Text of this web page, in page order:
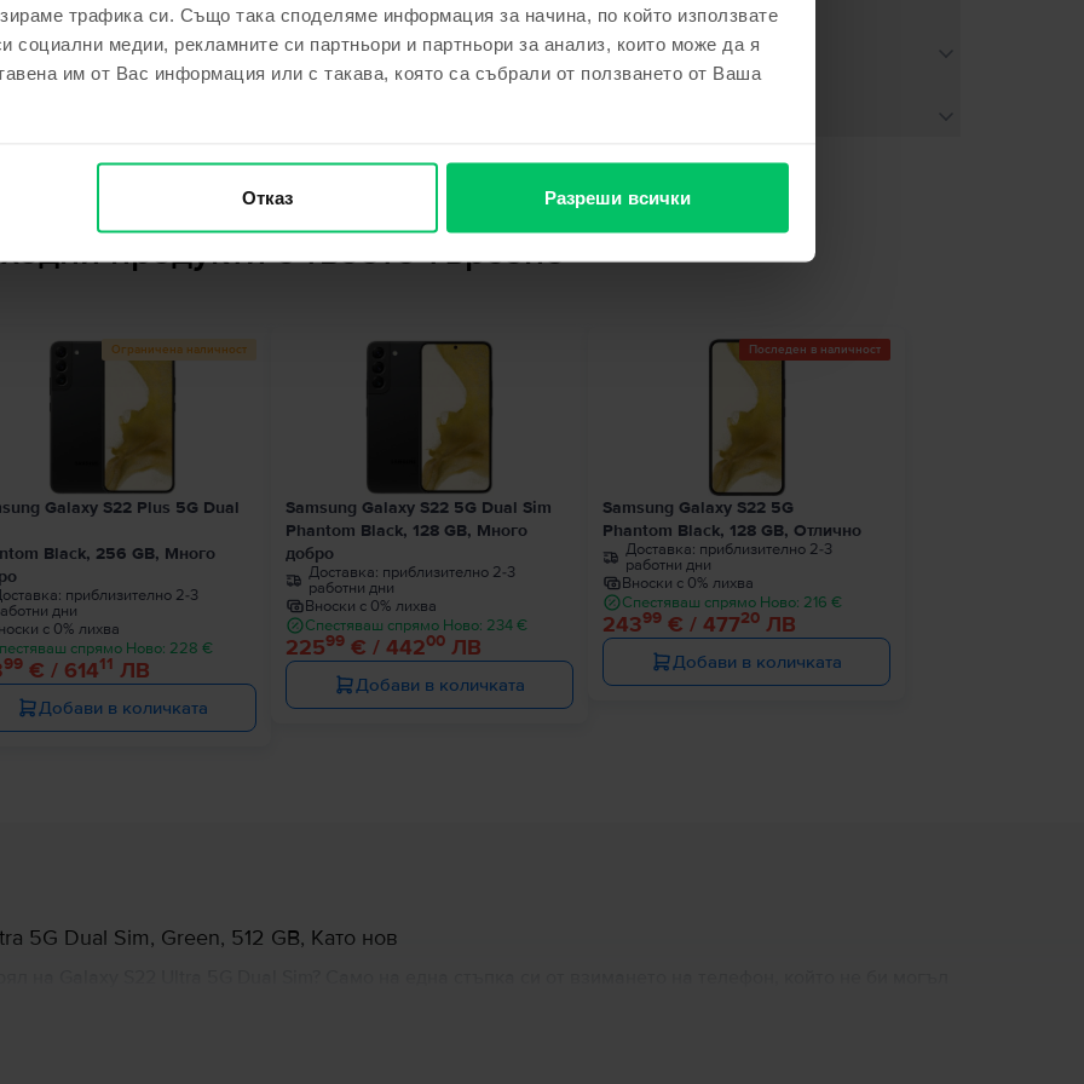
трафика си. Също така споделяме информация за начина, по който използвате
социални медии, рекламните си партньори и партньори за анализ, които може да я
им от Вас информация или с такава, която са събрали от ползването от Ваша
Отказ Разреши всички
продукти с твоето търсене
Ограничена наличност
Galaxy S22 Plus 5G Dual
Black, 256 GB, Много
приблизително 2-3
дни
с 0% лихва
спрямо Ново: 228 €
99€ / 61411 ЛВ
Добави в количката
Samsung Galaxy S22 5G Dual Sim
Phantom Black, 128 GB, Много
добро
Доставка: приблизително 2-3
работни дни
Вноски с 0% лихва
Спестяваш спрямо Ново: 234 €
22599 € / 44200 ЛВ
Добави в количката
Последен в наличност
Samsung Galaxy S22 5G
Phantom Black, 128 GB, Отлично
Доставка: приблизително 2-3
работни дни
Вноски с 0% лихва
Спестяваш спрямо Ново: 216 €
24399 € / 47720 ЛВ
Добави в количката
5G Dual Sim, Green, 512 GB, Като нов